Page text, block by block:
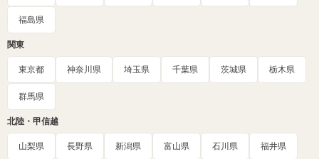
福島県
関東
東京都 神奈川県 埼玉県 千葉県 茨城県 栃木県
群馬県
北陸・甲信越
山梨県 長野県 新潟県 富山県 石川県 福井県